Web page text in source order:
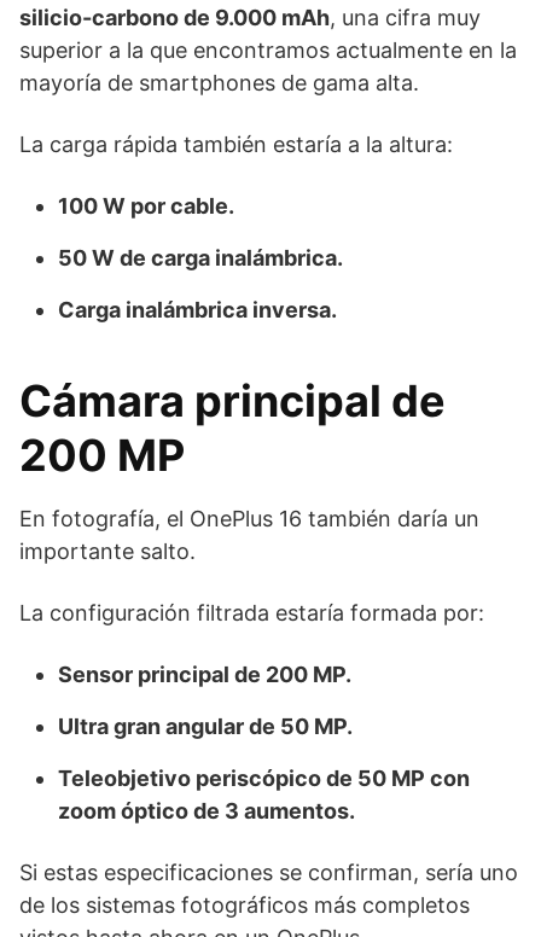
silicio-carbono de 9.000 mAh, una cifra muy
superior a la que encontramos actualmente en la
mayoría de smartphones de gama alta.
La carga rápida también estaría a la altura:
100 W por cable.
50 W de carga inalámbrica.
Carga inalámbrica inversa.
Cámara principal de
200 MP
En fotografía, el OnePlus 16 también daría un
importante salto.
La configuración filtrada estaría formada por:
Sensor principal de 200 MP.
Ultra gran angular de 50 MP.
Teleobjetivo periscópico de 50 MP con
zoom óptico de 3 aumentos.
Si estas especificaciones se confirman, sería uno
de los sistemas fotográficos más completos